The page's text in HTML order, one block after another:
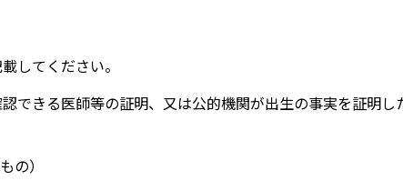
してください。
できる医師等の証明、又は公的機関が出生の事実を証明し
の）